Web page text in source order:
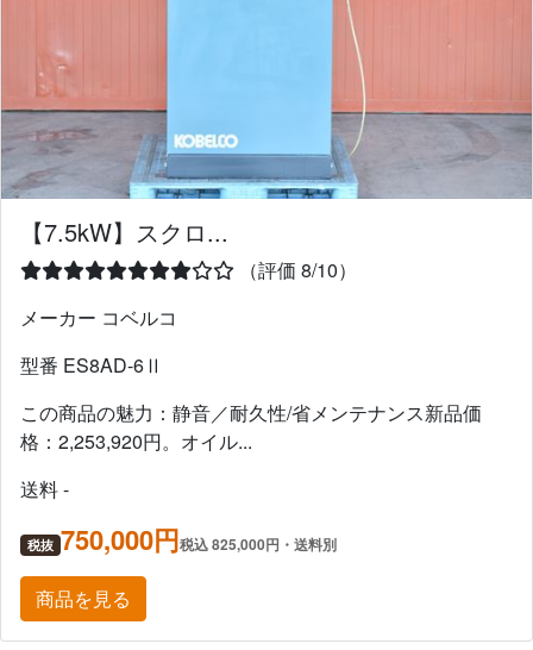
【7.5kW】スクロ...
（評価 8/10）
メーカー コベルコ
型番 ES8AD-6Ⅱ
この商品の魅力：静音／耐久性/省メンテナンス新品価
格：2,253,920円。オイル...
送料 -
税抜 750,000円税込 825,000円・送料別
商品を見る